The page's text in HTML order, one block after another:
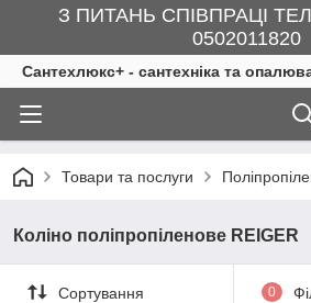
З ПИТАНЬ СПІВПРАЦІ
0502011820
Сантехлюкс+ - сантехніка та
Товари та послуги
Коліно поліпропіленове REIGER
Сортування 0